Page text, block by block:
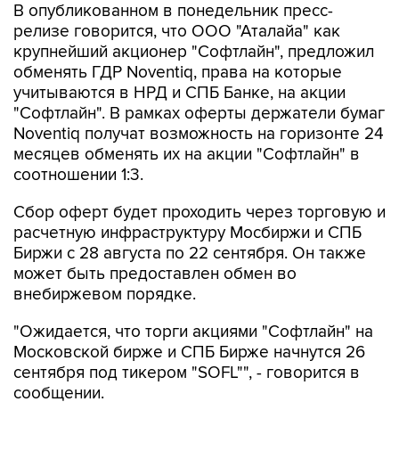
В опубликованном в понедельник пресс-
релизе говорится, что ООО "Аталайа" как
крупнейший акционер "Софтлайн", предложил
обменять ГДР Noventiq, права на которые
учитываются в НРД и СПБ Банке, на акции
"Софтлайн". В рамках оферты держатели бумаг
Noventiq получат возможность на горизонте 24
месяцев обменять их на акции "Софтлайн" в
соотношении 1:3.
Сбор оферт будет проходить через торговую и
расчетную инфраструктуру Мосбиржи и СПБ
Биржи с 28 августа по 22 сентября. Он также
может быть предоставлен обмен во
внебиржевом порядке.
"Ожидается, что торги акциями "Софтлайн" на
Московской бирже и СПБ Бирже начнутся 26
сентября под тикером "SOFL"", - говорится в
сообщении.